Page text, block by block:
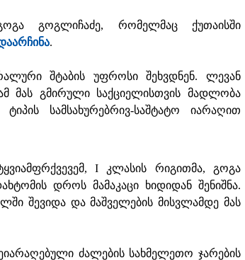
გოგლიჩაძე, რომელმაც ქუთაისში
.
შტაბის უფროსი შეხვდნენ. ლევან
მას გმირული საქციელისთვის მადლობა
სამსახურებრივ-საშტატო იარაღით
I კლასის რიგითმა, გოგა
დროს მამაკაცი ხიდიდან შენიშნა.
შევიდა და მაშველების მისვლამდე მას
ძალების სახმელეთო ჯარების